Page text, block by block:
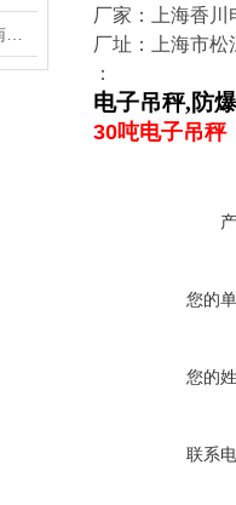
厂家：上海香川
厂址：上海市松
：
电子吊秤,防
30吨电子吊秤
您的
您的
联系